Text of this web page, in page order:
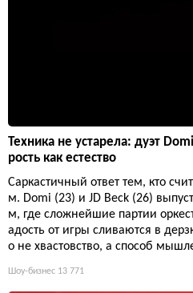
Техника не устарела: дуэт
рость как естество
Саркастичный ответ тем, кто
м. Domi (23) и JD Beck (26)
м, где сложнейшие партии
адость от игры сливаются в
о не хвастовство, а способ
Шоу-бизнес 13 771